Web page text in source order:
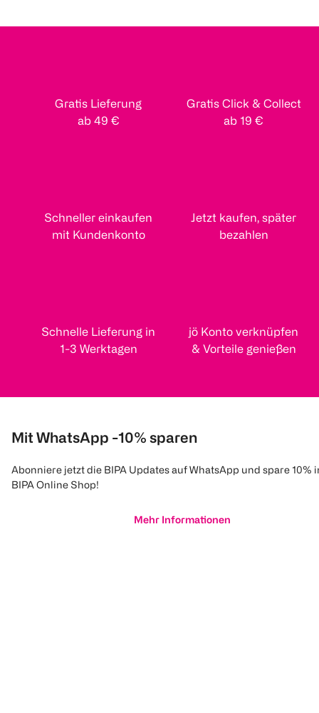
Gratis Lieferung
ab 49 €
Gratis Click & Collect
ab 19 €
Schneller einkaufen
mit Kundenkonto
Jetzt kaufen, später
bezahlen
Schnelle Lieferung in
1-3 Werktagen
jö Konto verknüpfen
& Vorteile genießen
Mit WhatsApp -10% sparen
Abonniere jetzt die BIPA Updates auf WhatsApp und spare 10%
BIPA Online Shop!
Mehr Informationen